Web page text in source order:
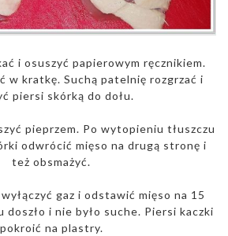
i osuszyć papierowym ręcznikiem.
w kratkę. Suchą patelnię rozgrzać i
piersi skórką do dołu.
pieprzem. Po wytopieniu tłuszczu
odwrócić mięso na drugą stronę i
też obsmażyć.
gaz i odstawić mięso na 15
doszło i nie było suche. Piersi kaczki
pokroić na plastry.